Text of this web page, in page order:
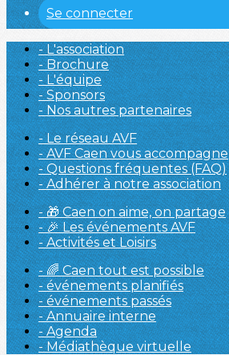
Se connecter
- L'association
- Brochure
- L'équipe
- Sponsors
- Nos autres partenaires
- Le réseau AVF
- AVF Caen vous accompagne
- Questions fréquentes (FAQ)
- Adhérer à notre association
- 🎁 Caen on aime, on partage
- 🎉 Les événements AVF
- Activités et Loisirs
- 🌈 Caen tout est possible
- événements planifiés
- événements passés
- Annuaire interne
- Agenda
- Médiathèque virtuelle